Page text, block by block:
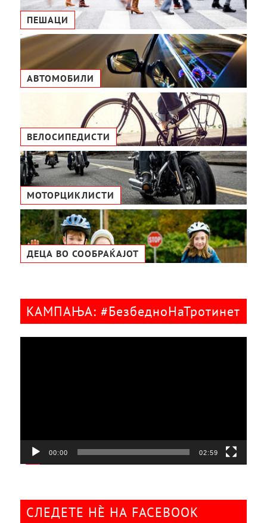
ПЕШАЦИ
АВТОМОБИЛИ
ВЕЛОСИПЕДИСТИ
МОТОРЦИКЛИСТИ
ДЕЦА ВО СООБРАЌАЈОТ
КАМПАЊА: #БезбедноНаТротинет
00:00 02:59
СЛЕДЕТЕ НÈ НА FACEBOOK